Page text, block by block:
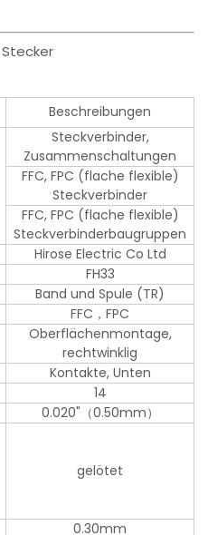
Stecker
Beschreibungen
Steckverbinder,
Zusammenschaltungen
FFC, FPC (flache flexible)
Steckverbinder
FFC, FPC (flache flexible)
Steckverbinderbaugruppen
Hirose Electric Co Ltd
FH33
Band und Spule (TR)
FFC，FPC
Oberflächenmontage,
rechtwinklig
Kontakte, Unten
14
0.020"（0.50mm）
gelötet
0.30mm